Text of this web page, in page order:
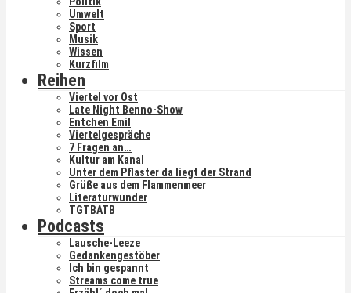
Umwelt
Sport
Musik
Wissen
Kurzfilm
Reihen
Viertel vor Ost
Late Night Benno-Show
Entchen Emil
Viertelgespräche
7 Fragen an…
Kultur am Kanal
Unter dem Pflaster da liegt der Strand
Grüße aus dem Flammenmeer
Literaturwunder
TGTBATB
Podcasts
Lausche-Leeze
Gedankengestöber
Ich bin gespannt
Streams come true